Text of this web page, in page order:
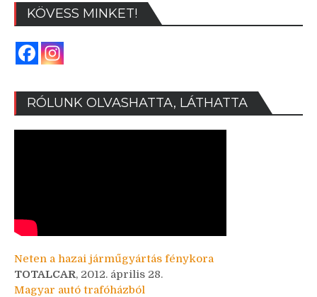
KÖVESS MINKET!
RÓLUNK OLVASHATTA, LÁTHATTA
Neten a hazai járműgyártás fénykora
TOTALCAR, 2012. április 28.
Magyar autó trafóházból